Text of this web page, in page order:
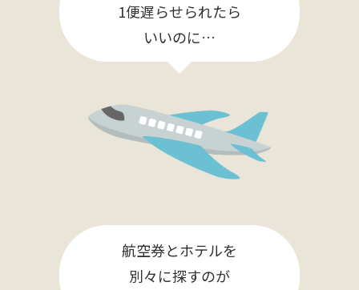
1便遅らせられたら
いいのに…
航空券とホテルを
別々に探すのが